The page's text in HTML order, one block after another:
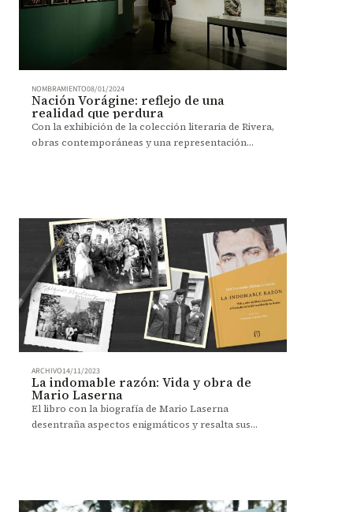
NOMBRAMIENTO08/01/2024
Nación Vorágine: reflejo de una
realidad que perdura
Con la exhibición de la colección literaria de Rivera,
obras contemporáneas y una representación
ARCHIVO14/11/2023
La indomable razón: Vida y obra de
Mario Laserna
El libro con la biografía de Mario Laserna
desentraña aspectos enigmáticos y resalta sus